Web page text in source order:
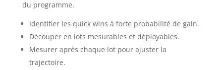
du programme.
Identifier les quick wins à forte probabilité de gain.
Découper en lots mesurables et déployables.
Mesurer après chaque lot pour ajuster la
trajectoire.